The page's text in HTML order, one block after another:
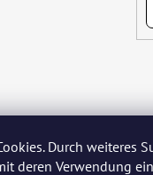
Durch weiteres
deren Verwendung
Română Italiano